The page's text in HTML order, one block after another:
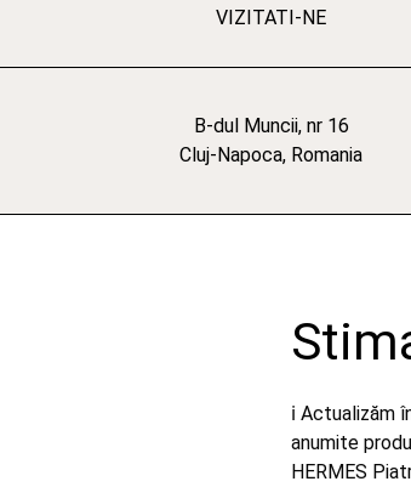
VIZITATI-NE
B-dul Muncii, nr 16
Cluj-Napoca, Romania
ℹ️ Actualizăm
anumite
HERMES